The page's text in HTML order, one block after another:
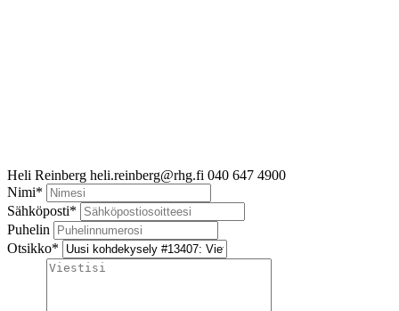
Heli Reinberg heli.reinberg@rhg.fi 040 647 4900
Nimi*
Sähköposti*
Puhelin
Otsikko*